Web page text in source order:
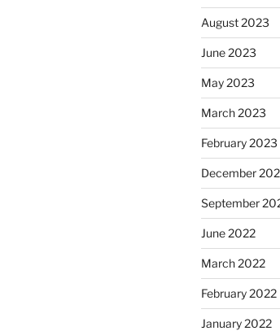
August 2023
June 2023
May 2023
March 2023
February 2023
December
September
June 2022
March 2022
February 2022
January 2022